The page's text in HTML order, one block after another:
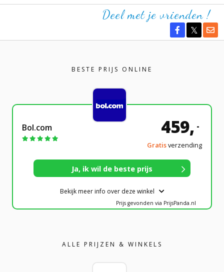
Deel met je vrienden !
BESTE PRIJS ONLINE
Bol.com 459,-
Gratisverzending
Bekijk meer info over deze winkel
Prijs gevonden via PrijsPanda.nl
ALLE PRIJZEN & WINKELS